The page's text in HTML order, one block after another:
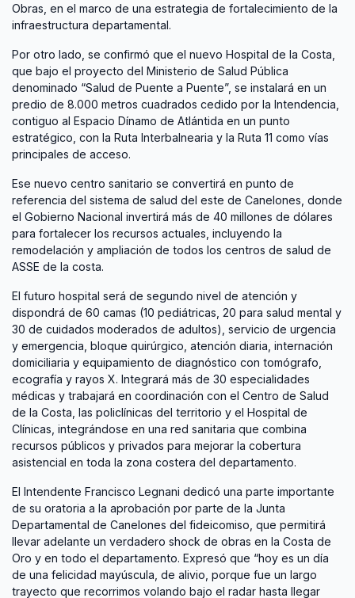
Obras, en el marco de una estrategia de fortalecimiento de la
infraestructura departamental.
Por otro lado, se confirmó que el nuevo Hospital de la Costa,
que bajo el proyecto del Ministerio de Salud Pública
denominado “Salud de Puente a Puente”, se instalará en un
predio de 8.000 metros cuadrados cedido por la Intendencia,
contiguo al Espacio Dínamo de Atlántida en un punto
estratégico, con la Ruta Interbalnearia y la Ruta 11 como vías
principales de acceso.
Ese nuevo centro sanitario se convertirá en punto de
referencia del sistema de salud del este de Canelones, donde
el Gobierno Nacional invertirá más de 40 millones de dólares
para fortalecer los recursos actuales, incluyendo la
remodelación y ampliación de todos los centros de salud de
ASSE de la costa.
El futuro hospital será de segundo nivel de atención y
dispondrá de 60 camas (10 pediátricas, 20 para salud mental y
30 de cuidados moderados de adultos), servicio de urgencia
y emergencia, bloque quirúrgico, atención diaria, internación
domiciliaria y equipamiento de diagnóstico con tomógrafo,
ecografía y rayos X. Integrará más de 30 especialidades
médicas y trabajará en coordinación con el Centro de Salud
de la Costa, las policlínicas del territorio y el Hospital de
Clínicas, integrándose en una red sanitaria que combina
recursos públicos y privados para mejorar la cobertura
asistencial en toda la zona costera del departamento.
El Intendente Francisco Legnani dedicó una parte importante
de su oratoria a la aprobación por parte de la Junta
Departamental de Canelones del fideicomiso, que permitirá
llevar adelante un verdadero shock de obras en la Costa de
Oro y en todo el departamento. Expresó que “hoy es un día
de una felicidad mayúscula, de alivio, porque fue un largo
trayecto que recorrimos volando bajo el radar hasta llegar